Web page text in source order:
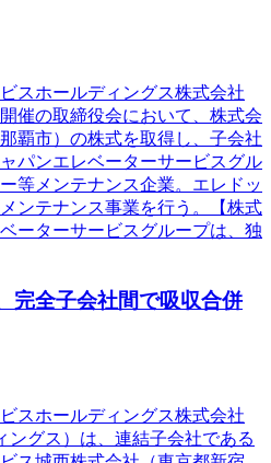
スホールディングス株式会社
開催の取締役会において、株式会
覇市）の株式を取得し、子会社
パンエレベーターサービスグル
等メンテナンス企業。エレドッ
ンテナンス事業を行う。【株式
ーターサービスグループは、独
完全子会社間で吸収合併
スホールディングス株式会社
ングス）は、連結子会社である